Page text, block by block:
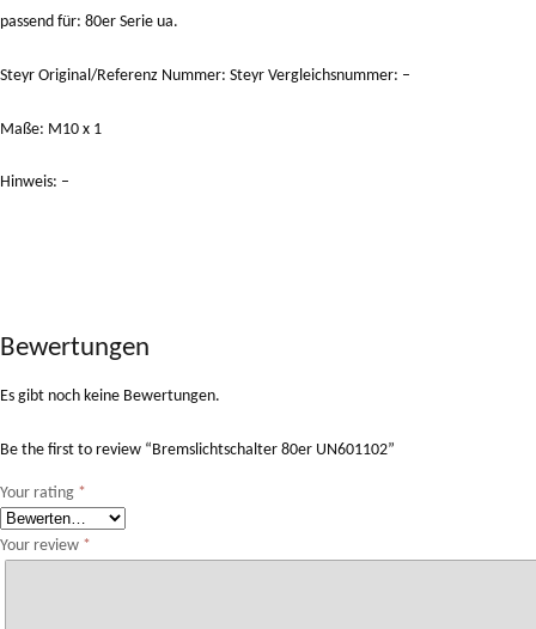
passend für: 80er Serie ua.
Steyr Original/Referenz Nummer: Steyr Vergleichsnummer: –
Maße: M10 x 1
Hinweis: –
Bewertungen
Es gibt noch keine Bewertungen.
Be the first to review “Bremslichtschalter 80er UN601102”
Your rating *
Your review *